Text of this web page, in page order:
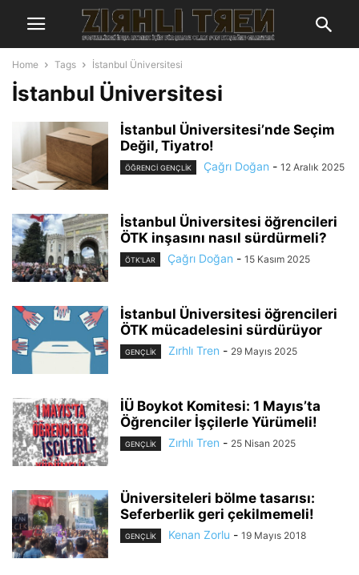
Home Tags İstanbul Üniversitesi
İstanbul Üniversitesi
İstanbul Üniversitesi’nde Seçim
Değil, Tiyatro!
ÖĞRENCI GENÇLIK Çağrı Doğan - 12 Aralık 2025
İstanbul Üniversitesi öğrencileri
ÖTK inşasını nasıl sürdürmeli?
ÖTK'LAR Çağrı Doğan - 15 Kasım 2025
İstanbul Üniversitesi öğrencileri
ÖTK mücadelesini sürdürüyor
GENÇLİK Zırhlı Tren - 29 Mayıs 2025
İÜ Boykot Komitesi: 1 Mayıs’ta
Öğrenciler İşçilerle Yürümeli!
GENÇLİK Zırhlı Tren - 25 Nisan 2025
Üniversiteleri bölme tasarısı:
Seferberlik geri çekilmemeli!
GENÇLİK Kenan Zorlu - 19 Mayıs 2018